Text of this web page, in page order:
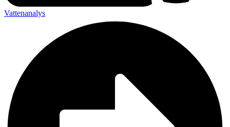
Vattenanalys